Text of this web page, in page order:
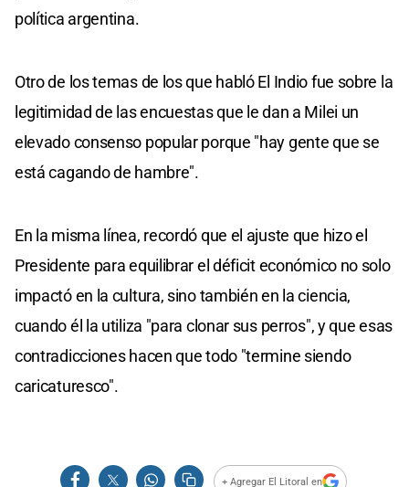
política argentina.
Otro de los temas de los que habló El Indio fue sobre la
legitimidad de las encuestas que le dan a Milei un
elevado consenso popular porque "hay gente que se
está cagando de hambre".
En la misma línea, recordó que el ajuste que hizo el
Presidente para equilibrar el déficit económico no solo
impactó en la cultura, sino también en la ciencia,
cuando él la utiliza "para clonar sus perros", y que esas
contradicciones hacen que todo "termine siendo
caricaturesco".
+ Agregar El Litoral en